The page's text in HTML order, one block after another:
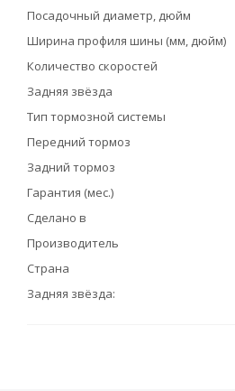
Посадочный диаметр, дюйм
Ширина профиля шины (мм, дюйм)
Количество скоростей
Задняя звёзда
Тип тормозной системы
Передний тормоз
Задний тормоз
Гарантия (мес.)
Сделано в
Производитель
Страна
Задняя звёзда: